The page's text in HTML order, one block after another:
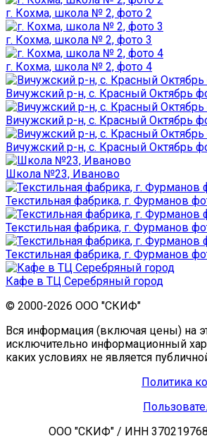
г. Кохма, школа № 2, фото 2
г. Кохма, школа № 2, фото 3
г. Кохма, школа № 2, фото 4
Вичужский р-н, с. Красный Октябрь
Вичужский р-н, с. Красный Октябрь
Вичужский р-н, с. Красный Октябрь
Школа №23, Иваново
Текстильная фабрика, г. Фурманов
Текстильная фабрика, г. Фурманов
Текстильная фабрика, г. Фурманов
Кафе в ТЦ Серебряный город
© 2000-2026 ООО "СКИФ"
Вся информация (включая цены) на
исключительно информационный
каких условиях не является
Политика
ООО "СКИФ" / ИНН